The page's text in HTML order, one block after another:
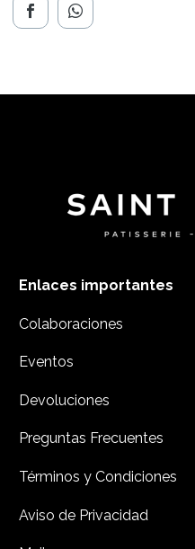
Enlaces importantes
Colaboraciones
Eventos
Devoluciones
Preguntas Frecuentes
Términos y Condiciones
Aviso de Privacidad